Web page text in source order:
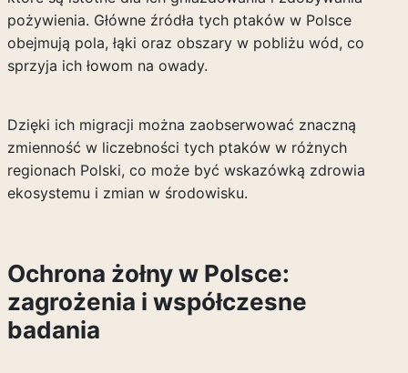
pożywienia. Główne źródła tych ptaków w Polsce
obejmują pola, łąki oraz obszary w pobliżu wód, co
sprzyja ich łowom na owady.
Dzięki ich migracji można zaobserwować znaczną
zmienność w liczebności tych ptaków w różnych
regionach Polski, co może być wskazówką zdrowia
ekosystemu i zmian w środowisku.
Ochrona żołny w Polsce:
zagrożenia i współczesne
badania